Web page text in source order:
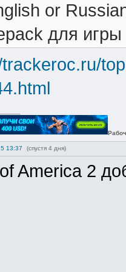
or
для игры
trackeroc.ru/
13:37 (спустя 4 дня)
America 2